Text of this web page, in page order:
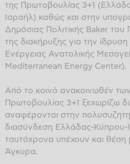
της Πρωτοβουλίας 3+1
Ισραήλ) καθώς και στην
Δημόσιας Πολιτικής Baker του
της διακήρυξης για την
Ενέργειας Ανατολικής
Mediterranean Energy Center).
Από το κοινό ανακοινωθέν
Πρωτοβουλίας 3+1 ξεχωρίζω
αναφέρονται στην
διασύνδεση Ελλάδας-Κύπρου-
ταυτόχρονα υπέχουν και θέση
Άγκυρα.